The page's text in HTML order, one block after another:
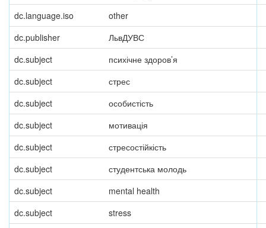
dc.language.iso
other
dc.publisher
ЛьвДУВС
dc.subject
психічне здоров’я
dc.subject
стрес
dc.subject
особистість
dc.subject
мотивація
dc.subject
стресостійкість
dc.subject
студентська молодь
dc.subject
mental health
dc.subject
stress